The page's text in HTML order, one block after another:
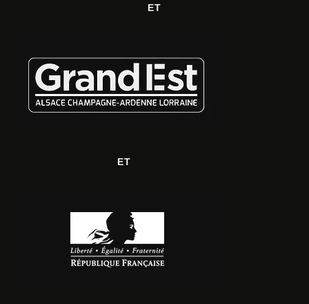
ET
ET